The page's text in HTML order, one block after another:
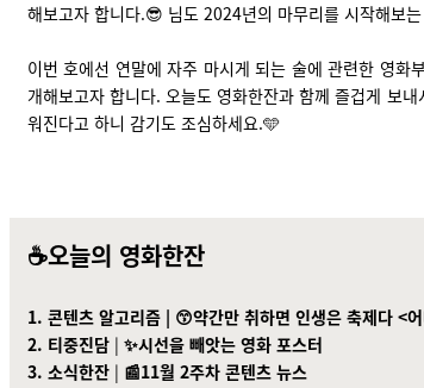
해보고자 합니다.😎 님도 2024년의 마무리를 시작해보
이번 호에선 연말에 자주 마시게 되는 술에 관련한 영화
개해보고자 합니다. 오늘도 영화한잔과 함께 즐겁게 보
워진다고 하니 감기도 조심하세요.🩵
☕️오늘의 영화한잔
1. 콘텐츠 알고리즘 | 😙약간만 취하면 인생은 축제다 <
2. 티중진담 | ✨시선을 빼앗는 영화 포스터
3. 소식한잔 | 📰11월 2주차 콘텐츠 뉴스